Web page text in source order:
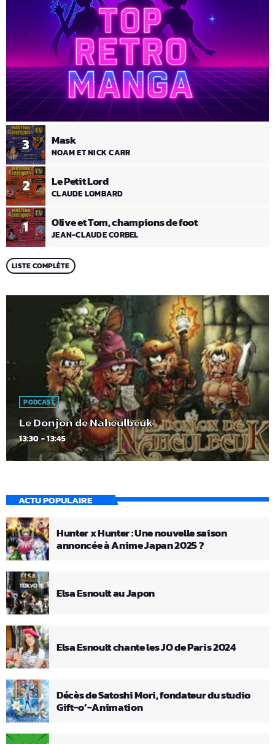
1 Olive et Tom, champions de foot
JEAN-CLAUDE CORBEL
2 Le Petit Lord
CLAUDE LOMBARD
3 Mask
NOAM ET NICK CARR
LISTE COMPLÈTE
PODCAST
Le Donjon de Naheulbeuk
13:30 - 13:45
ACTU POPULAIRE
Hunter x Hunter : Une nouvelle saison
annoncée à Anime Japan 2025 ?
Elsa Esnoult au Japon
Elsa Esnoult chante les JO de Paris 2024
Décès de Satoshi Mori, fondateur du studio
Gift-o’-Animation